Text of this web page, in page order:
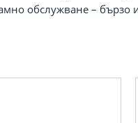
обслужване – бързо